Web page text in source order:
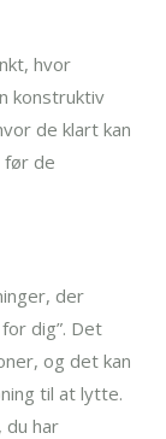
hvor
konstruktiv
de klart kan
før de
der
dig”. Det
og det kan
til at lytte.
har